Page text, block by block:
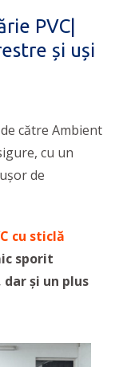
PVC|
și uși
către Ambient
cu un
de
cu sticlă
sporit
şi un plus